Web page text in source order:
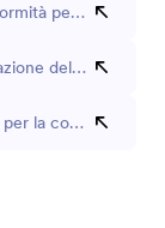
per la
del rischio di
la conformità